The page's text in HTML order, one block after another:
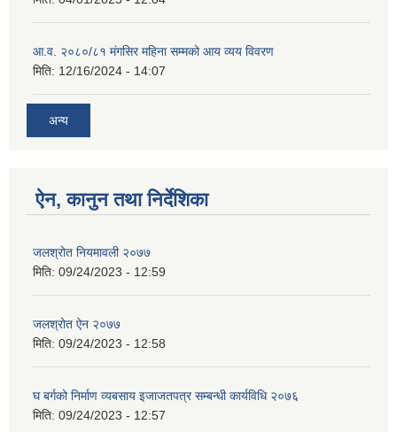
आ.व. २०८०/८१ मंगसिर महिना सम्मको आय व्यय विवरण
मिति: 12/16/2024 - 14:07
अन्य
ऐन, कानुन तथा निर्देशिका
जलश्रोत नियमावली २०७७
मिति: 09/24/2023 - 12:59
जलश्रोत ऐन २०७७
मिति: 09/24/2023 - 12:58
घ बर्गको निर्माण व्यबसाय इजाजतपत्र सम्बन्धी कार्यविधि २०७६
मिति: 09/24/2023 - 12:57